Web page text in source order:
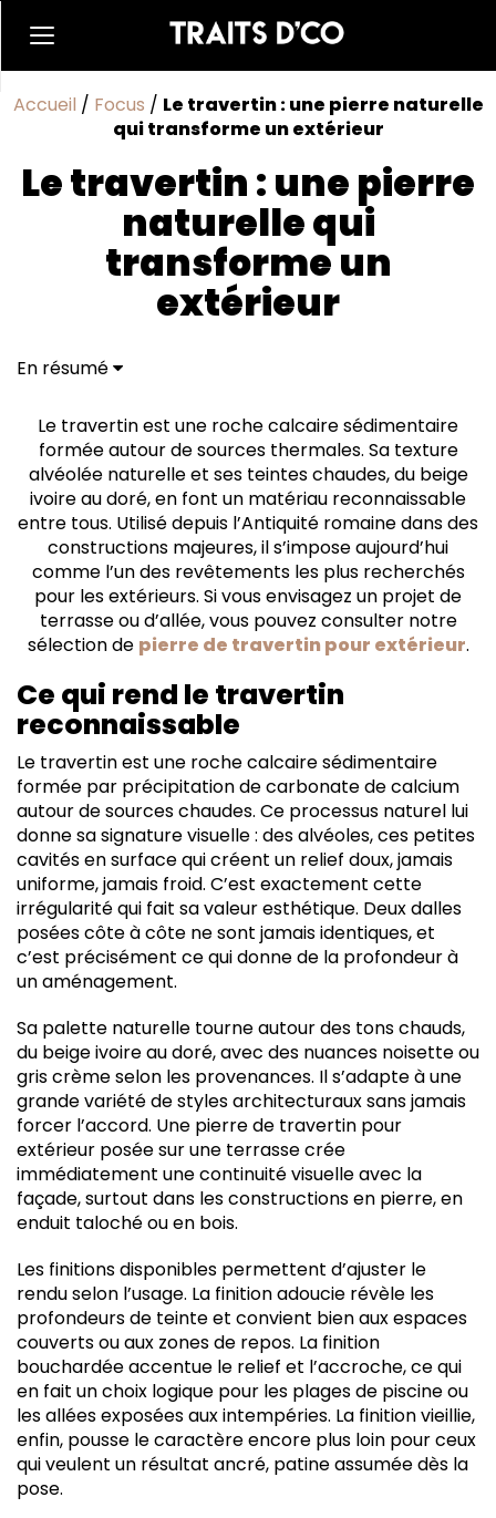
Accueil / Focus / Le travertin : une pierre naturelle
qui transforme un extérieur
Le travertin : une pierre
naturelle qui
transforme un
extérieur
En résumé
Ce qu'il faut vraiment savoir avant de poser du
travertin en extérieur
Le travertin est une roche calcaire sédimentaire
formée autour de sources thermales. Sa texture
alvéolée naturelle et ses teintes chaudes, du beige
ivoire au doré, en font un matériau reconnaissable
entre tous. Utilisé depuis l’Antiquité romaine dans des
constructions majeures, il s’impose aujourd’hui
comme l’un des revêtements les plus recherchés
pour les extérieurs. Si vous envisagez un projet de
terrasse ou d’allée, vous pouvez consulter notre
sélection de pierre de travertin pour extérieur.
Ce qui rend le travertin
reconnaissable
Le travertin est une roche calcaire sédimentaire
formée par précipitation de carbonate de calcium
autour de sources chaudes. Ce processus naturel lui
donne sa signature visuelle : des alvéoles, ces petites
cavités en surface qui créent un relief doux, jamais
uniforme, jamais froid. C’est exactement cette
irrégularité qui fait sa valeur esthétique. Deux dalles
posées côte à côte ne sont jamais identiques, et
c’est précisément ce qui donne de la profondeur à
un aménagement.
Sa palette naturelle tourne autour des tons chauds,
du beige ivoire au doré, avec des nuances noisette ou
gris crème selon les provenances. Il s’adapte à une
grande variété de styles architecturaux sans jamais
forcer l’accord. Une pierre de travertin pour
extérieur posée sur une terrasse crée
immédiatement une continuité visuelle avec la
façade, surtout dans les constructions en pierre, en
enduit taloché ou en bois.
Les finitions disponibles permettent d’ajuster le
rendu selon l’usage. La finition adoucie révèle les
profondeurs de teinte et convient bien aux espaces
couverts ou aux zones de repos. La finition
bouchardée accentue le relief et l’accroche, ce qui
en fait un choix logique pour les plages de piscine ou
les allées exposées aux intempéries. La finition vieillie,
enfin, pousse le caractère encore plus loin pour ceux
qui veulent un résultat ancré, patine assumée dès la
pose.